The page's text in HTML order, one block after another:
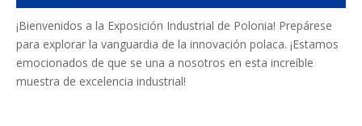
¡Bienvenidos a la Exposición Industrial de Polonia! Prepárese
para explorar la vanguardia de la innovación polaca. ¡Estamos
emocionados de que se una a nosotros en esta increíble
muestra de excelencia industrial!